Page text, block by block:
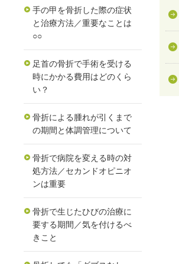
手の甲を骨折した際の症状
と治療方法／重要なことは
○○
足首の骨折で手術を受ける
時にかかる費用はどのくら
い？
骨折による腫れが引くまで
の期間と体調管理について
骨折で病院を変える時の対
処方法／セカンドオピニオ
ンは重要
骨折で生じたひびの治療に
要する期間／気を付けるべ
きこと